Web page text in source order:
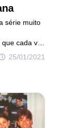
25/01/2021
série muito
cada vez
sendo
se tornou